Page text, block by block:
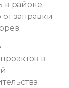
в районе
заправки
в